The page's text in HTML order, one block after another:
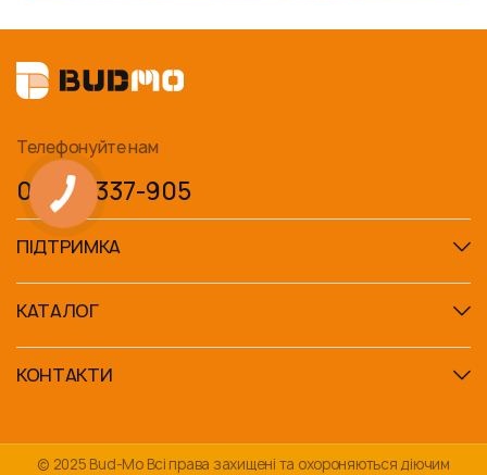
Телефонуйте нам
0 800-337-905
ПІДТРИМКА
КАТАЛОГ
КОНТАКТИ
© 2025 Bud-Mo Всі права захищені та охороняються діючим